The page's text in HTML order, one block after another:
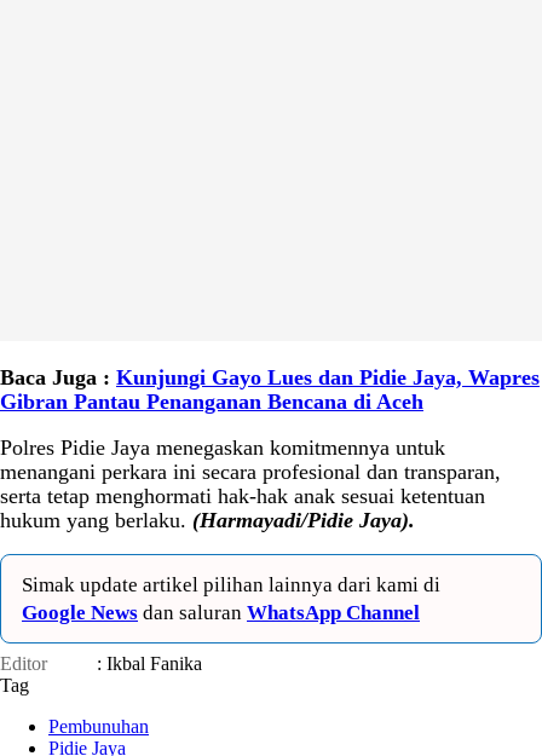
Baca Juga : Kunjungi Gayo Lues dan Pidie Jaya, Wapres
Gibran Pantau Penanganan Bencana di Aceh
Polres Pidie Jaya menegaskan komitmennya untuk
menangani perkara ini secara profesional dan transparan,
serta tetap menghormati hak-hak anak sesuai ketentuan
hukum yang berlaku. (Harmayadi/Pidie Jaya).
Simak update artikel pilihan lainnya dari kami di
Google News dan saluran WhatsApp Channel
Editor
: Ikbal Fanika
Tag
Pembunuhan
Pidie Jaya